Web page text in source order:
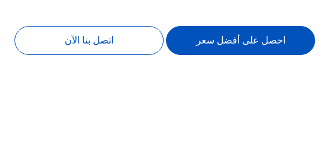
احصل على أفضل سعر اتصل بنا الآن